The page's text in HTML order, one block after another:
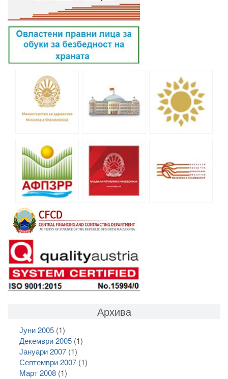
Архива
Јуни 2005(1)
Декември 2005(1)
Јануари 2007(1)
Септември 2007(1)
Март 2008(1)